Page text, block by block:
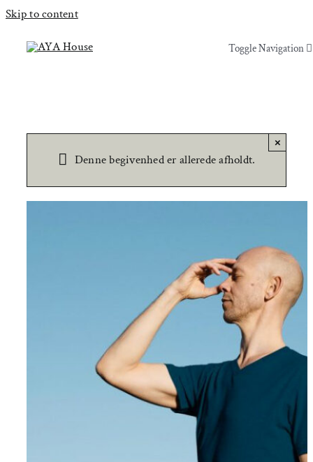
Skip to content
Toggle Navigation
Events
Om AYA House
Toggle Navigation
Behandling
Denne begivenhed er allerede afholdt.
×